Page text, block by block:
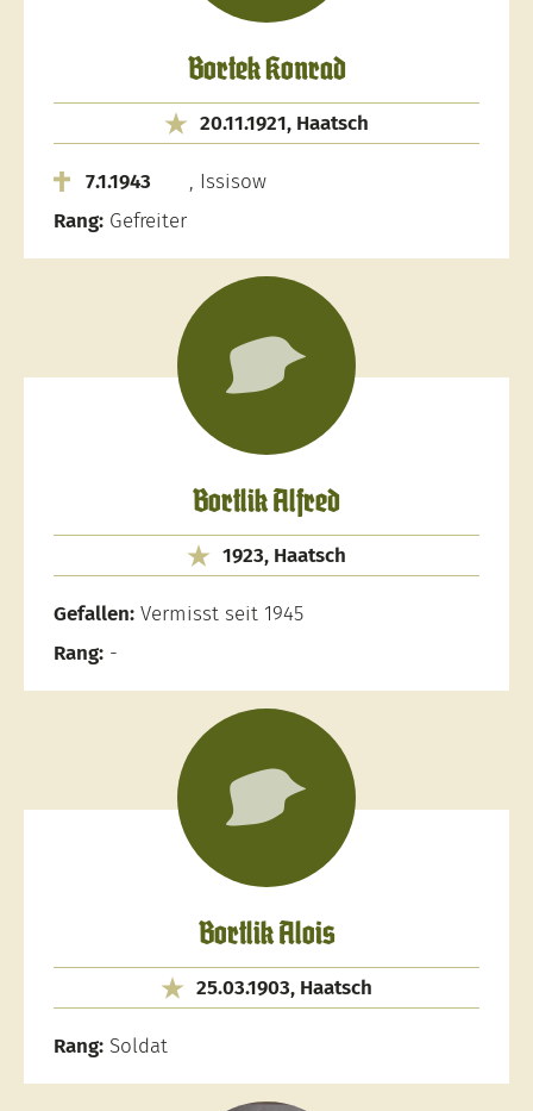
Bortek Konrad
20.11.1921, Haatsch
7.1.1943
, Issisow
Rang: Gefreiter
Bortlik Alfred
1923, Haatsch
Gefallen: Vermisst seit 1945
Rang: -
Bortlik Alois
25.03.1903, Haatsch
Rang: Soldat